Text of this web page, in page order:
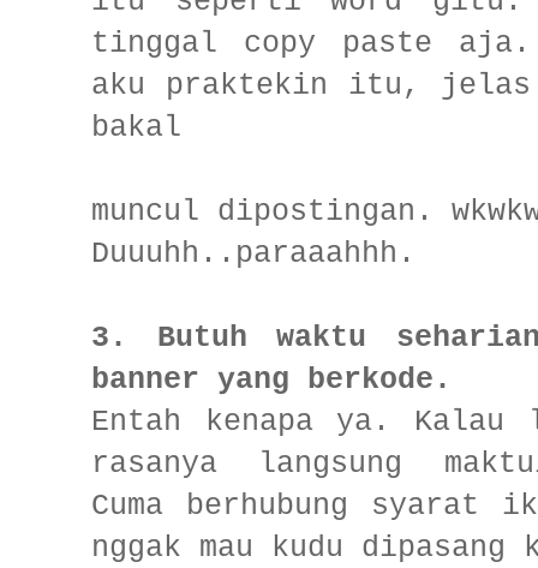
tinggal copy paste
aku praktekin itu, jelas
bakal
muncul dipostingan.
Duuuhh..paraaahhh.
3. Butuh waktu
banner yang berkode.
Entah kenapa ya.
rasanya langsung
Cuma berhubung syarat
nggak mau kudu dipasang